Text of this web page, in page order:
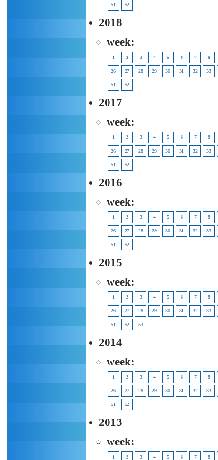
51 52
2018
week:
1 2 3 4 5 6 7 8
26 27 28 29 30 31 32 33
51 52
2017
week:
1 2 3 4 5 6 7 8
26 27 28 29 30 31 32 33
51 52
2016
week:
1 2 3 4 5 6 7 8
26 27 28 29 30 31 32 33
51 52
2015
week:
1 2 3 4 5 6 7 8
26 27 28 29 30 31 32 33
51 52 53
2014
week:
1 2 3 4 5 6 7 8
26 27 28 29 30 31 32 33
51 52
2013
week:
1 2 3 4 5 6 7 8